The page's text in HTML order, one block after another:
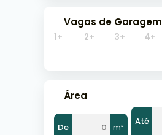
Vagas de Garagem
1+ 2+ 3+ 4+
Área
De m²
Até